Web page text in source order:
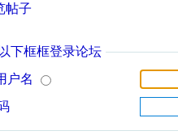
帖子
下框框登录论坛
户名